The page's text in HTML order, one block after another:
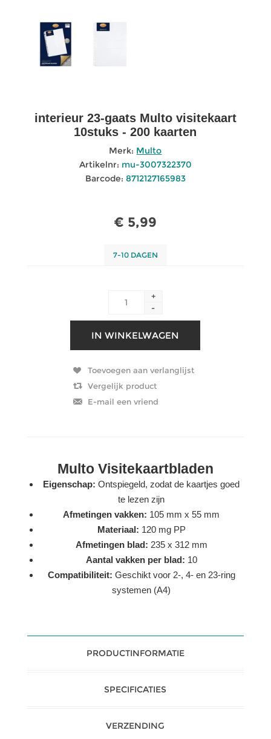
interieur 23-gaats Multo visitekaart
10stuks - 200 kaarten
Merk: Multo
Artikelnr: mu-3007322370
Barcode: 8712127165983
€ 5,99
7-10 DAGEN
+
-
Multo Visitekaartbladen
Eigenschap: Ontspiegeld, zodat de kaartjes goed
te lezen zijn
Afmetingen vakken: 105 mm x 55 mm
Materiaal: 120 mg PP
Afmetingen blad: 235 x 312 mm
Aantal vakken per blad: 10
Compatibiliteit: Geschikt voor 2-, 4- en 23-ring
systemen (A4)
PRODUCTINFORMATIE
SPECIFICATIES
VERZENDING